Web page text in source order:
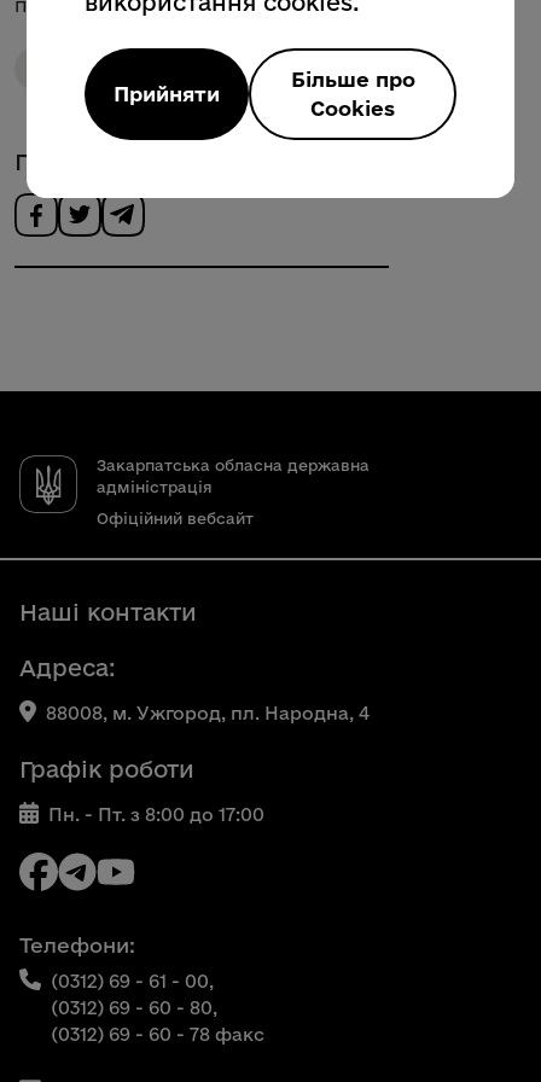
повідомляйте МОЗ –0 800 505 201
Охорона здоров'я Програма медичних гарантій
Поділитись новиною
Закарпатська обласна державна
адміністрація
Офіційний вебсайт
Наші контакти
Адреса:
88008, м. Ужгород, пл. Народна, 4
Графік роботи
Пн. - Пт. з 8:00 до 17:00
Телефони:
(0312) 69 - 61 - 00,
(0312) 69 - 60 - 80,
(0312) 69 - 60 - 78 факс
Прийняти
Більше про
Cookies